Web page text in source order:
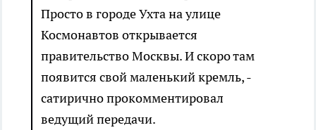
Просто в городе Ухта на улице
Космонавтов открывается
правительство Москвы. И скоро там
появится свой маленький кремль, -
сатирично прокомментировал
ведущий передачи.